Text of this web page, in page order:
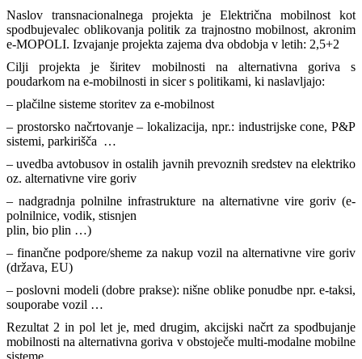
Naslov transnacionalnega projekta je Električna mobilnost kot
spodbujevalec oblikovanja politik za trajnostno mobilnost, akronim
e-MOPOLI. Izvajanje projekta zajema dva obdobja v letih: 2,5+2
Cilji projekta je širitev mobilnosti na alternativna goriva s
poudarkom na e-mobilnosti in sicer s politikami, ki naslavljajo:
– plačilne sisteme storitev za e-mobilnost
– prostorsko načrtovanje – lokalizacija, npr.: industrijske cone, P&P
sistemi, parkirišča …
– uvedba avtobusov in ostalih javnih prevoznih sredstev na elektriko
oz. alternativne vire goriv
– nadgradnja polnilne infrastrukture na alternativne vire goriv (e-
polnilnice, vodik, stisnjen
plin, bio plin …)
– finančne podpore/sheme za nakup vozil na alternativne vire goriv
(država, EU)
– poslovni modeli (dobre prakse): nišne oblike ponudbe npr. e-taksi,
souporabe vozil …
Rezultat 2 in pol let je, med drugim, akcijski načrt za spodbujanje
mobilnosti na alternativna goriva v obstoječe multi-modalne mobilne
sisteme.